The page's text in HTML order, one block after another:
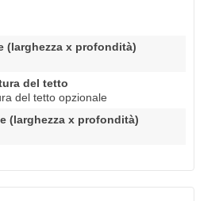
(larghezza x profondità)
del tetto
del tetto opzionale
(larghezza x profondità)